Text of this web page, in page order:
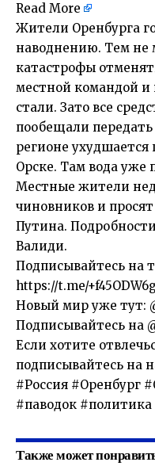
Read More
​Жители Оренбурга
наводнению. Тем не
катастрофы
местной командой и
стали. Зато все
пообещали
регионе
Орске. Там вода уже
Местные жители
чиновников и
Путина.
Валиди.
Подписывайтесь на
https://t.me/
Новый мир уже тут:
Подписывайтесь на
Если хотите
подписывайтесь на
#Россия #Оренбург
#паводок
Также может